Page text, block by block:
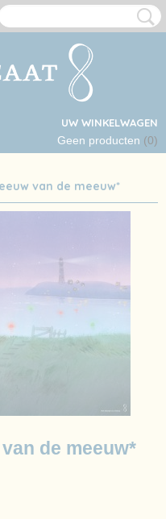
UW WINKELWAGEN
Geen producten (0)
van de meeuw*
de meeuw*